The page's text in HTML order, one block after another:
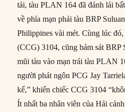
tải, tàu PLAN 164 đã đánh lái
về phía mạn phải tàu BRP
Philippines vài mét. Cùng lúc
(CCG) 3104, cũng bám sát BRP
mũi tàu vào mạn trái tàu PLAN
người phát ngôn PCG Jay
kể,” khiến chiếc CCG 3104
Ít nhất ba nhân viên của Hải